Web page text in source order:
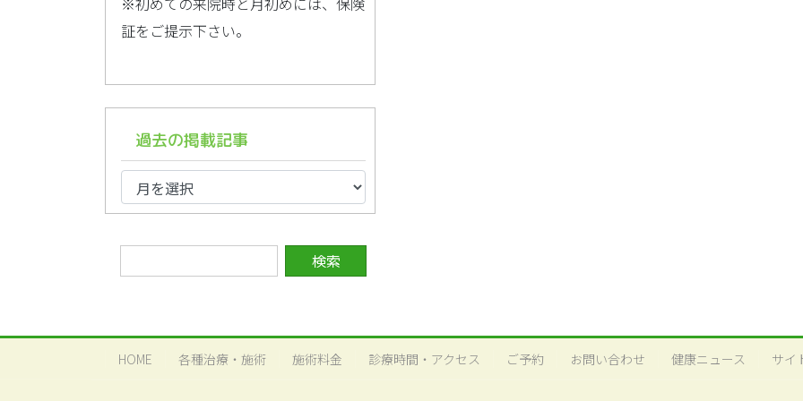
証をご提示下さい。
過去の掲載記事
過
の
記
HOME 各種治療・施術 施術料金 診療時間・アクセス ご予約 お問い合わせ 健康ニュース サイ